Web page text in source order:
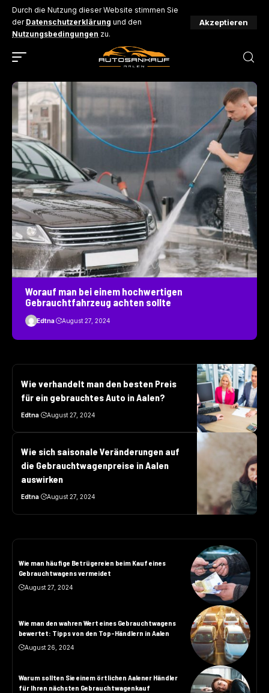
Durch die Nutzung dieser Website stimmen Sie
der Datenschutzerklärung und den
Nutzungsbedingungen zu.
Akzeptieren
Worauf man bei einem hochwertigen
Gebrauchtfahrzeug achten sollte
Edtna August 27, 2024
Wie verhandelt man den besten Preis
für ein gebrauchtes Auto in Aalen?
Edtna August 27, 2024
Wie sich saisonale Veränderungen auf
die Gebrauchtwagenpreise in Aalen
auswirken
Edtna August 27, 2024
Wie man häufige Betrügereien beim Kauf eines
Gebrauchtwagens vermeidet
August 27, 2024
Wie man den wahren Wert eines Gebrauchtwagens
bewertet: Tipps von den Top-Händlern in Aalen
August 26, 2024
Warum sollten Sie einem örtlichen Aalener Händler
für Ihren nächsten Gebrauchtwagenkauf